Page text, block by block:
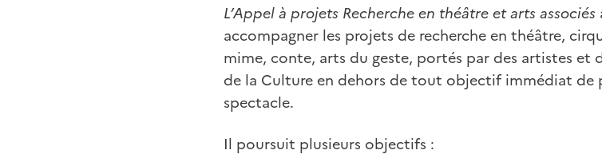
L’Appel à projets Recherche en théâtreet arts associés
accompagner les projets de recherche en théâtre,
mime, conte, arts du geste, portés par des artistes et
de la Culture en dehors de tout objectif immédiat
spectacle.
Il poursuit plusieurs objectifs :